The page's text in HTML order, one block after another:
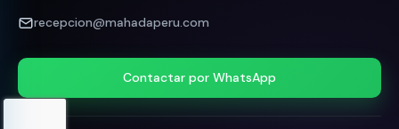
recepcion@mahadaperu.com
Contactar por WhatsApp